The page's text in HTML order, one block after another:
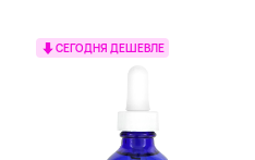
СЕГОДНЯ ДЕШЕВЛЕ